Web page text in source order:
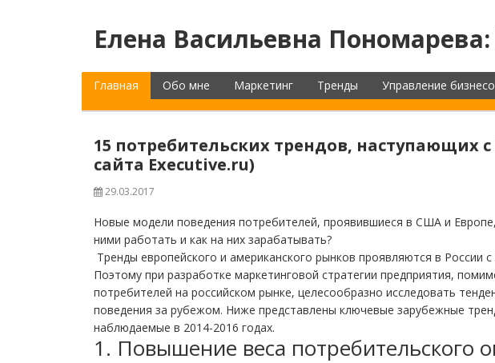
Елена Васильевна
Главная Обо мне Маркетинг Тренды Управление
15 потребительских трендов, наступающих
сайта Executive.ru)
29.03.2017
Новые модели поведения потребителей, проявившиеся в США и
ними работать и как на них зарабатывать?
Тренды европейского и американского рынков проявляются в России
Поэтому при разработке маркетинговой стратегии предприятия,
потребителей на российском рынке, целесообразно исследовать
поведения за рубежом. Ниже представлены ключевые зарубежные
наблюдаемые в 2014-2016 годах.
1. Повышение веса потребительского